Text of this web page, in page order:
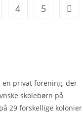
4 5
privat forening, der
skolebørn på
29 forskellige kolonier